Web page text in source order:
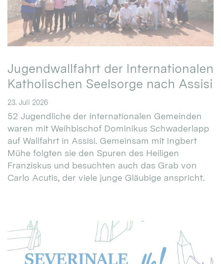
Jugendwallfahrt der Internationalen
Katholischen Seelsorge nach Assisi
23. Juli 2026
52 Jugendliche der internationalen Gemeinden
waren mit Weihbischof Dominikus Schwaderlapp
auf Wallfahrt in Assisi. Gemeinsam mit Ingbert
Mühe folgten sie den Spuren des Heiligen
Franziskus und besuchten auch das Grab von
Carlo Acutis, der viele junge Gläubige anspricht.